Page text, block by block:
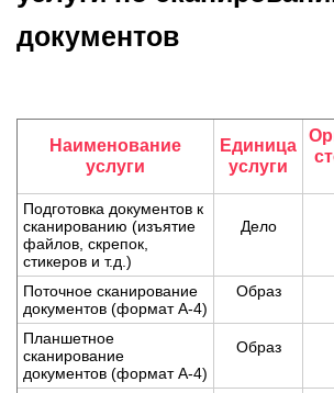
документов
Наименование
услуги
Единица
услуги
Подготовка документов к
сканированию (изъятие
файлов, скрепок,
стикеров и т.д.)
Дело
Поточное сканирование
документов (формат А-4)
Образ
Планшетное
сканирование
документов (формат А-4)
Образ